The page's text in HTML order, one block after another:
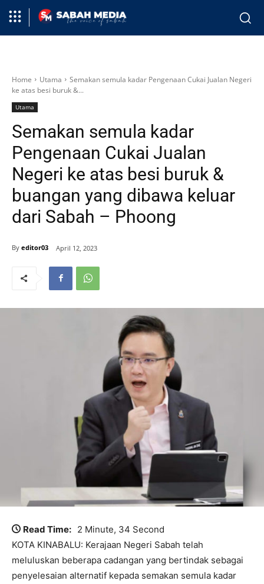
Home Utama
Semakan semula kadar Pengenaan Cukai Jualan Negeri
ke atas besi buruk &...
Utama
Semakan semula kadar
Pengenaan Cukai Jualan
Negeri ke atas besi buruk &
buangan yang dibawa keluar
dari Sabah – Phoong
By editor03 April 12, 2023
Read Time: 2 Minute, 34 Second
KOTA KINABALU: Kerajaan Negeri Sabah telah
meluluskan beberapa cadangan yang bertindak sebagai
penyelesaian alternatif kepada semakan semula kadar